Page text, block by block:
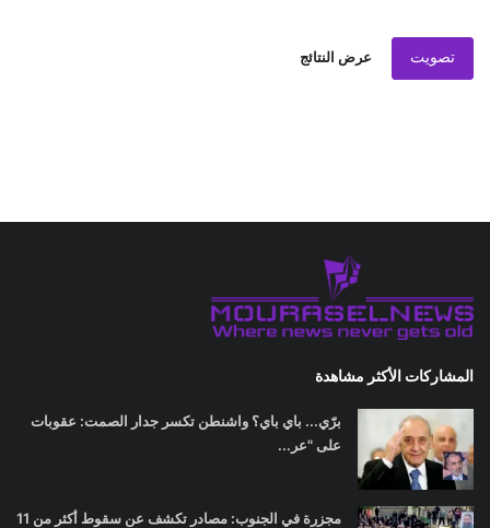
تصويت عرض النتائج
المشاركات الأكثر مشاهدة
برّي... باي باي؟ واشنطن تكسر جدار الصمت: عقوبات
على "عر...
مجزرة في الجنوب: مصادر تكشف عن سقوط أكثر من 11